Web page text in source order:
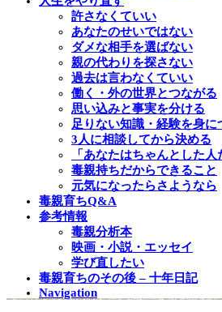
許さなくていい
あなたのせいではない
ダメな相手を選ばない
親の代わりを探さない
過去は言わなくていい
働く・外の世界とつながる
思い込みと事実を分ける
足りない知識・経験を身に
3人に相談してから決める
「あなたはちゃんとした人
毒親持ちだからできること
元気になったらさようなら
毒親育ちQ&A
参考情報
毒親分析本
映画・小説・エッセイ
学び直したい
毒親育ちのその後 – 十年日記
Navigation